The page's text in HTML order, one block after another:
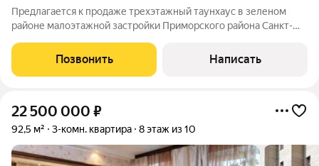
Предлагается к продаже трехэтажный таунхаус в зеленом
районе малоэтажной застройки Приморского района Санкт-
Красивая входная группа. На первом этаже дома расположены
гараж, прихожая с
Позвонить Написать
22 500 000 ₽
92,5 м² 3-комн. квартира 8 этаж из 10